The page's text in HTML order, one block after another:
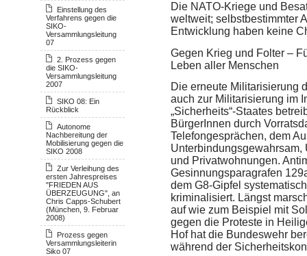
Einstellung des
Verfahrens gegen die
SIKO-
Versammlungsleitung
07
2. Prozess gegen
die SIKO-
Versammlungsleitung
2007
SIKO 08: Ein
Rückblick
Autonome
Nachbereitung der
Mobilisierung gegen die
SIKO 2008
Zur Verleihung des
ersten Jahrespreises
"FRIEDEN AUS
ÜBERZEUGUNG", an
Chris Capps-Schubert
(München, 9. Februar
2008)
Prozess gegen
Versammlungsleiterin
Siko 07
Die NATO-Kriege und
weltweit; selbstbestimmter
Entwicklung haben keine
Gegen Krieg und Folter –
Leben aller Menschen
Die erneute Militarisierung
auch zur Militarisierung im
„Sicherheits“-Staates
BürgerInnen durch
Telefongesprächen, dem
und Privatwohnungen.
Gesinnungsparagrafen
dem G8-Gipfel
kriminalisiert. Längst
auf wie zum Beispiel mit
gegen die Proteste in
Hof hat die Bundeswehr
während der